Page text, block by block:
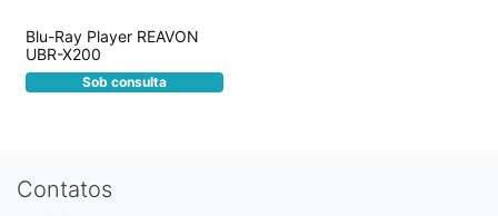
Blu-Ray Player REAVON
UBR-X200
Sob consulta
Contatos